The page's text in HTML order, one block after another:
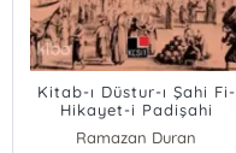
Kitab-ı Düstur-ı Şahi Fi-
Hikayet-i Padişahi
Ramazan Duran